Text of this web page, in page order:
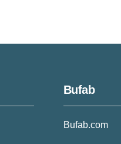
Bufab
Bufab.com